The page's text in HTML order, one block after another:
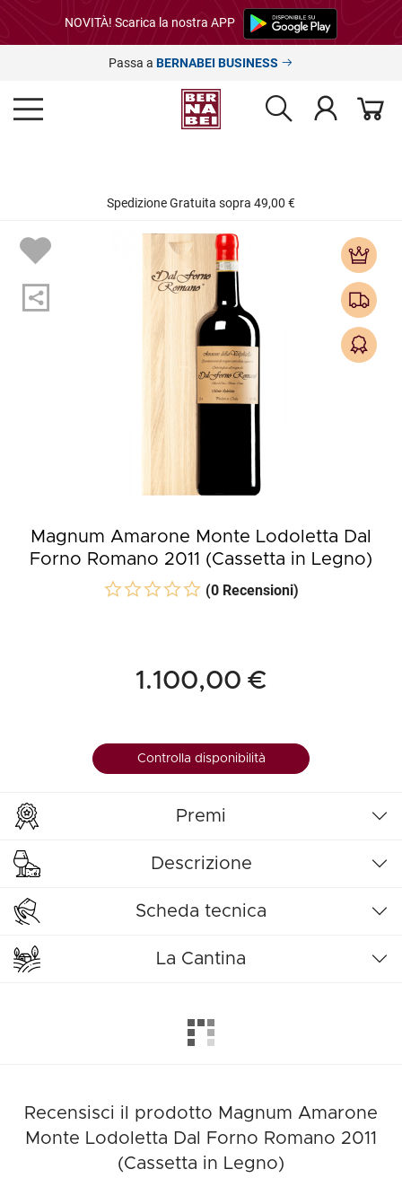
NOVITÀ! Scarica la nostra APP
Passa a BERNABEI BUSINESS
Spedizione Gratuita sopra 49,00 €
Magnum Amarone Monte Lodoletta Dal
Forno Romano 2011 (Cassetta in Legno)
(0 Recensioni)
1.100,00 €
Controlla disponibilità
Premi
Descrizione
Scheda tecnica
La Cantina
Recensisci il prodotto Magnum Amarone
Monte Lodoletta Dal Forno Romano 2011
(Cassetta in Legno)